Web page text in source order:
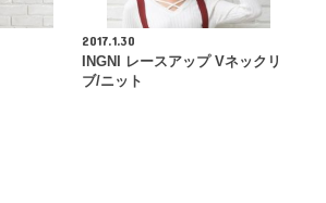
2017.1.30
INGNI レースアップ Vネックリ
ブ/ニット